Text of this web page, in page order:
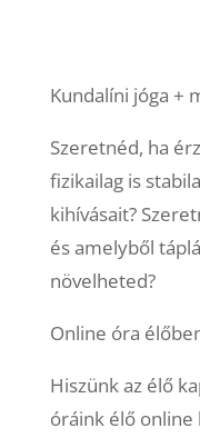
Kundalíni jóga +
Szeretnéd, ha
fizikailag is
kihívásait?
és amelyből
növelheted?
Online óra
Hiszünk az élő
óráink élő